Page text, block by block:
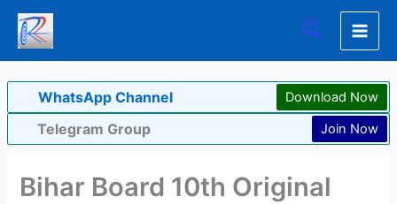
Skip
content
Search
WhatsApp Channel Download Now
Telegram Group Join Now
Bihar Board 10th Original